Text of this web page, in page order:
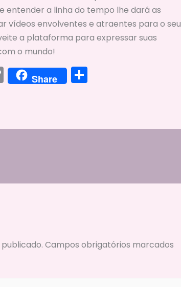
entender a linha do tempo lhe dará as
vídeos envolventes e atraentes para o seu
a plataforma para expressar suas
o mundo!
C
o
y
Share S
e
Campos obrigatórios marcados